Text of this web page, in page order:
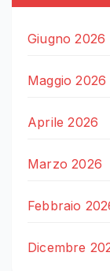
Giugno 2026
Maggio 2026
Aprile 2026
Marzo 2026
Febbraio
Dicembre